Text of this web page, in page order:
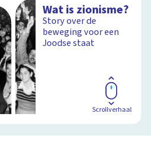
Wat is zionisme?
Story over de
beweging voor een
Joodse staat
Scrollverhaal